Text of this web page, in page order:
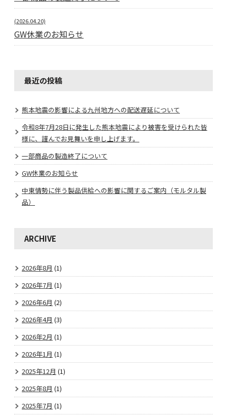
(2026.04.20)
GW休業のお知らせ
最近の投稿
熊本地震の影響による九州地方への配送遅延について
令和8年7月28日に発生した熊本地震により被害を受けられた皆
様に、謹んでお見舞いを申し上げます。
一部商品の製造終了について
GW休業のお知らせ
中東情勢に伴う製品供給への影響に関するご案内（モルタル製
品）
ARCHIVE
2026年8月 (1)
2026年7月 (1)
2026年6月 (2)
2026年4月 (3)
2026年2月 (1)
2026年1月 (1)
2025年12月 (1)
2025年8月 (1)
2025年7月 (1)